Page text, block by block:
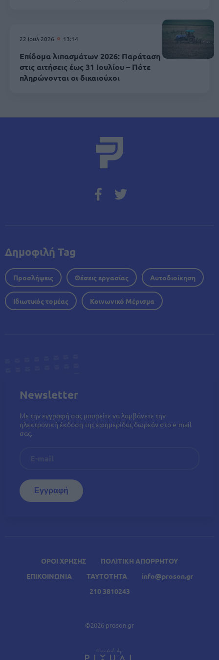
22 Ιουλ 2026 13:14
Επίδομα λιπασμάτων 2026: Παράταση
στις αιτήσεις έως 31 Ιουλίου – Πότε
πληρώνονται οι δικαιούχοι
ΟΡΟΙ ΧΡΗΣΗΣ
ΠΟΛΙΤΙΚΗ ΑΠΟΡΡΗΤΟΥ
ΕΠΙΚΟΙΝΩΝΙΑ
ΤΑΥΤΟΤΗΤΑ
info@proson.gr
210 3810243
©2026 proson.gr
Δημοφιλή Tag
Προσλήψεις Θέσεις εργασίας Αυτοδιοίκηση
Ιδιωτικός τομέας Κοινωνικό Μέρισμα
Newsletter
Με την εγγραφή σας μπορείτε να λαμβάνετε την
ηλεκτρονική έκδοση της εφημερίδας δωρεάν στο e-mail
σας.